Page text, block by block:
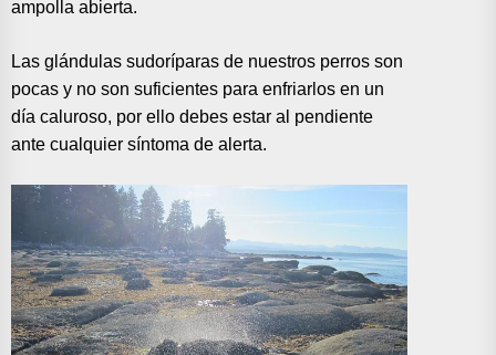
ampolla abierta.
Las glándulas sudoríparas de nuestros perros son
pocas y no son suficientes para enfriarlos en un
día caluroso, por ello debes estar al pendiente
ante cualquier síntoma de alerta.